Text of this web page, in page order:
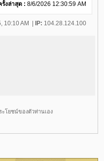
รั้งล่าสุด : 8/6/2026 12:30:59 AM
10:10 AM IP: 104.28.124.100
โยชน์ของตัวท่านเอง